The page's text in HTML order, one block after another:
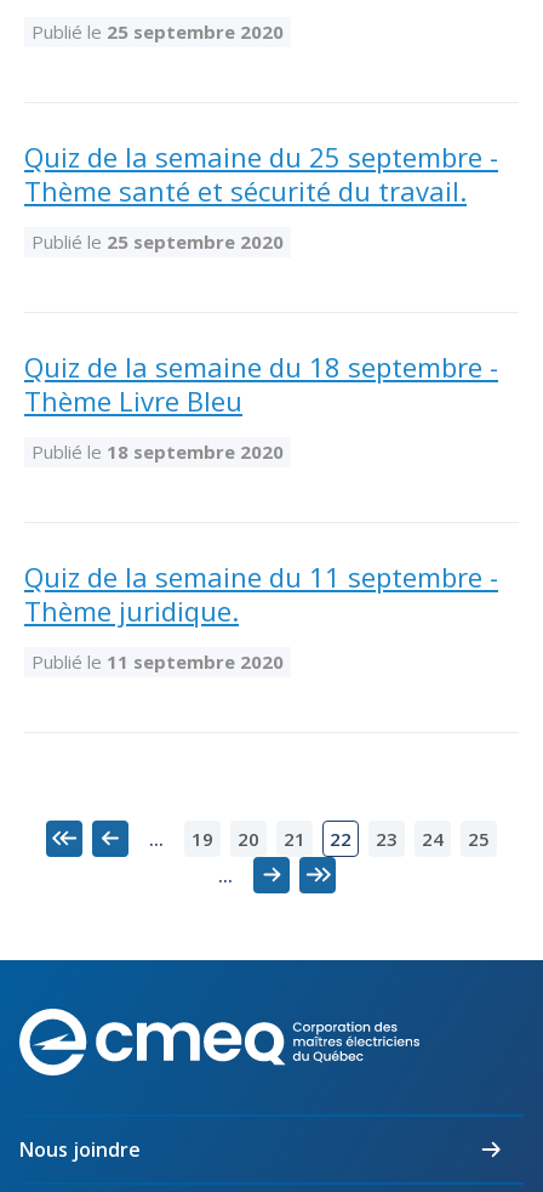
Publié le 25 septembre 2020
Quiz de la semaine du 25 septembre -
Thème santé et sécurité du travail.
Publié le 25 septembre 2020
Quiz de la semaine du 18 septembre -
Thème Livre Bleu
Publié le 18 septembre 2020
Quiz de la semaine du 11 septembre -
Thème juridique.
Publié le 11 septembre 2020
PremierPrécédent
... 19 20 21 22 23 24
25
...
SuivantDernier
des
électriciens
Nous joindre